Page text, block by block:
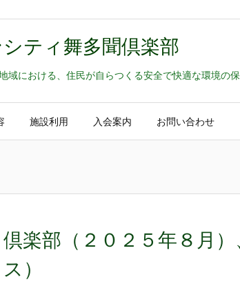
ティ舞多聞倶楽部
域における、住民が自らつくる安全で快適な環境の
施設利用 入会案内 お問い合わせ
楽部（２０２５年８月
）